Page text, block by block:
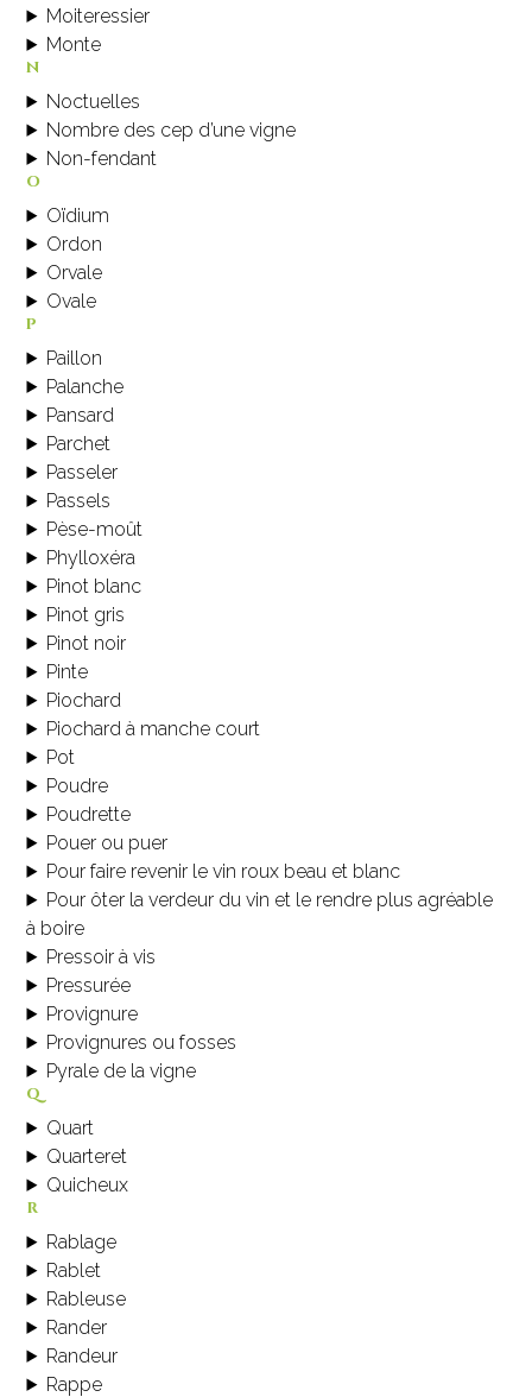
Moiteressier
Monte
n
Noctuelles
Nombre des cep d’une vigne
Non-fendant
o
Oïdium
Ordon
Orvale
Ovale
p
Paillon
Palanche
Pansard
Parchet
Passeler
Passels
Pèse-moût
Phylloxéra
Pinot blanc
Pinot gris
Pinot noir
Pinte
Piochard
Piochard à manche court
Pot
Poudre
Poudrette
Pouer ou puer
Pour faire revenir le vin roux beau et blanc
Pour ôter la verdeur du vin et le rendre plus agréable
à boire
Pressoir à vis
Pressurée
Provignure
Provignures ou fosses
Pyrale de la vigne
q
Quart
Quarteret
Quicheux
r
Rablage
Rablet
Rableuse
Rander
Randeur
Rappe